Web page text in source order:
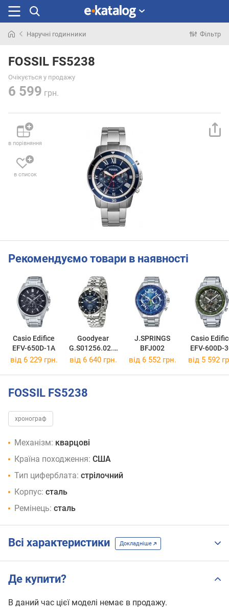
раніше
Наручні годинники Фільтр
FOSSIL FS5238
Очікується у продажу
6 599 грн.
в порівняння
в список
Рекомендуємо товари в наявності
Casio Edifice
EFV-650D-1A
Goodyear
G.S01256.02.0
1
J.SPRINGS
BFJ002
Casio
EFV-600D-
від 6 229 грн. від 6 640 грн. від 6 552 грн. від 5 592
FOSSIL FS5238
хронограф
Механізм: кварцові
Країна походження: США
Тип циферблата: стрілочний
Корпус: сталь
Ремінець: сталь
Всі характеристики Докладніше
Де купити?
В даний час цієї моделі немає в продажу.